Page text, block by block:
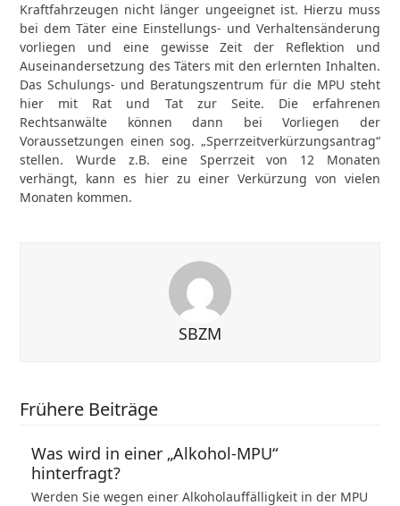
Kraftfahrzeugen nicht länger ungeeignet ist. Hierzu muss
bei dem Täter eine Einstellungs- und Verhaltensänderung
vorliegen und eine gewisse Zeit der Reflektion und
Auseinandersetzung des Täters mit den erlernten Inhalten.
Das Schulungs- und Beratungszentrum für die MPU steht
hier mit Rat und Tat zur Seite. Die erfahrenen
Rechtsanwälte können dann bei Vorliegen der
Voraussetzungen einen sog. „Sperrzeitverkürzungsantrag“
stellen. Wurde z.B. eine Sperrzeit von 12 Monaten
verhängt, kann es hier zu einer Verkürzung von vielen
Monaten kommen.
SBZM
Frühere Beiträge
Was wird in einer „Alkohol-MPU“
hinterfragt?
Werden Sie wegen einer Alkoholauffälligkeit in der MPU